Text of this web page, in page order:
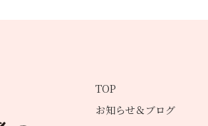
TOP
お知らせ＆ブログ